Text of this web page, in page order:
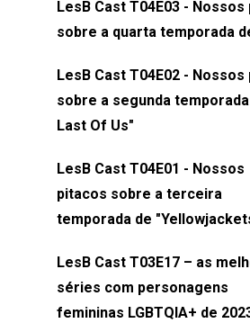
comentários, perguntas ou
nos envie uma mensagem pelas
esqueça de visitar nosso site e
sociais:Twitter: ⁠⁠⁠⁠@lesbout_br⁠⁠⁠⁠
(⁠⁠⁠⁠⁠⁠@KarolenPassos⁠⁠⁠⁠⁠⁠)Participação
(⁠⁠⁠⁠@brunarfentanes⁠⁠⁠⁠) e Pollyelly
Naiady Machado
LesB Cast T04E03 - Nossos
sobre a quarta temporada
LesB Cast T04E02 - Nossos
sobre a segunda
Last Of Us"
LesB Cast T04E01 - Nossos
pitacos sobre a terceira
temporada de
LesB Cast T03E17 – as
séries com personagens
femininas LGBTQIA+ de